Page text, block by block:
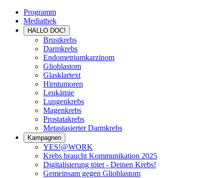
Programm
Mediathek
HALLO DOC!
Brustkrebs
Darmkrebs
Endometriumkarzinom
Glioblastom
Glasklartext
Hirntumoren
Leukämie
Lungenkrebs
Magenkrebs
Prostatakrebs
Metastasierter Darmkrebs
Kampagnen
YES!@WORK
Krebs braucht Kommunikation 2025
Digitalisierung tötet - Deinen Krebs!
Gemeinsam gegen Glioblastom